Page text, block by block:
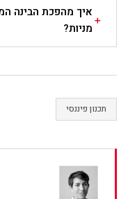
איך מהפכת הבינה
מניות?
תכנון פיננסי